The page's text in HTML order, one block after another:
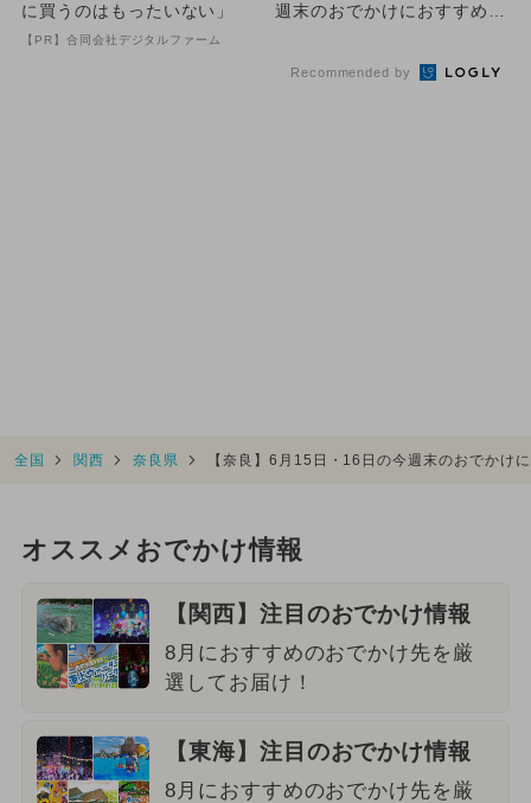
に買うのはもったいない」
【PR】合同会社デジタルファーム
週末のおでかけにおすすめ！
Recommended by
全国 関西 奈良県 【奈良】6月15日・16日の今週末のおでかけ
オススメおでかけ情報
【関西】注目のおでかけ情報
8月におすすめのおでかけ先を厳
選してお届け！
【東海】注目のおでかけ情報
8月におすすめのおでかけ先を厳